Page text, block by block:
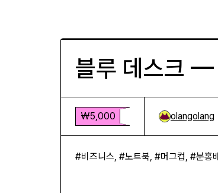
블루 데스크 —
₩5,000 olangolang
#비즈니스, #노트북, #머그컵, #분홍